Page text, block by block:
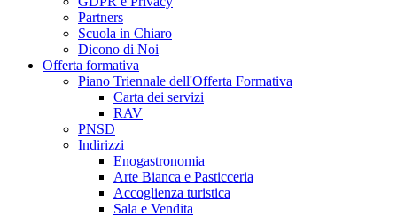
Partners
Scuola in Chiaro
Dicono di Noi
Offerta formativa
Piano Triennale dell'Offerta Formativa
Carta dei servizi
RAV
PNSD
Indirizzi
Enogastronomia
Arte Bianca e Pasticceria
Accoglienza turistica
Sala e Vendita